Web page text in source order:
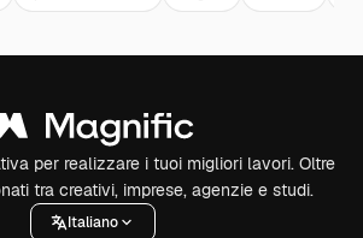
per realizzare i tuoi migliori lavori. Oltre
tra creativi, imprese, agenzie e studi.
Italiano